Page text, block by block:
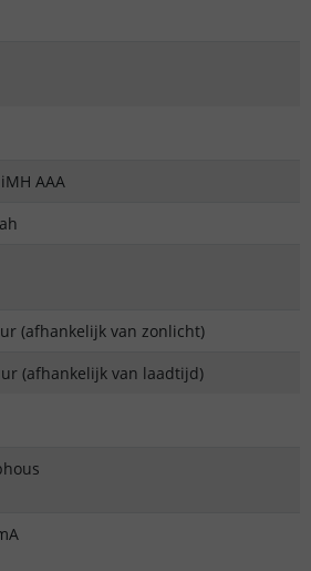
AAA
(afhankelijk van zonlicht)
(afhankelijk van laadtijd)